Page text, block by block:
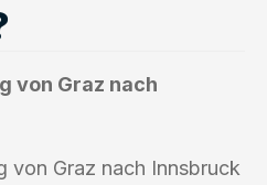
von Graz nach
von Graz nach Innsbruck